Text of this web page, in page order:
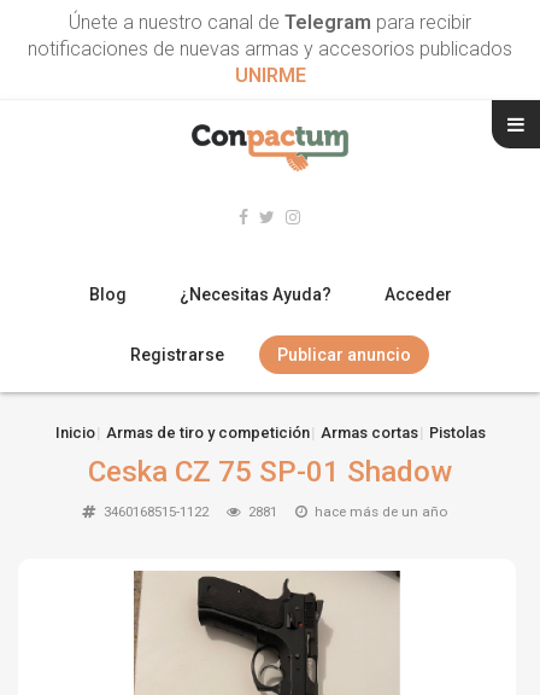
Únete a nuestro canal de Telegram para recibir
notificaciones de nuevas armas y accesorios publicados
UNIRME
Blog ¿Necesitas Ayuda? Acceder
Registrarse Publicar anuncio
ESCOPETAS
ARMAS CORTAS
TIRO Y COMPETICIÓN
AIRE COMPRIMIDO
OTRAS ARMAS
Inicio Armas de tiro y competición Armas cortas Pistolas
Ceska CZ 75 SP-01 Shadow
3460168515-1122 2881 hace más de un año